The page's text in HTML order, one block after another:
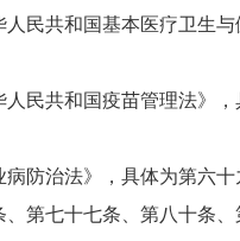
人民共和国基本医疗卫生
人民共和国疫苗管理法》
病防治法》，具体为第六
第七十七条、第八十条、